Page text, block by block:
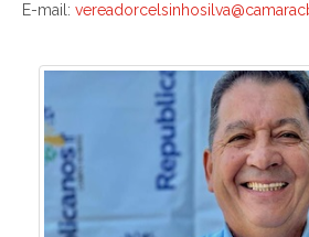
E-mail: